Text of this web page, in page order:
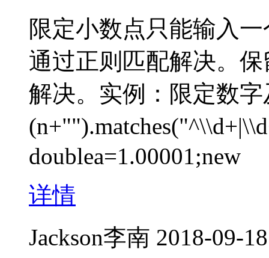
限定小数点只能输入
通过正则匹配解决。
解决。实例：限定数
doublea=1.00001;new
详情
Jackson李南 2018-09-